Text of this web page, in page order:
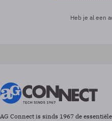
Heb je al een
AG Connect is sinds 1967 de